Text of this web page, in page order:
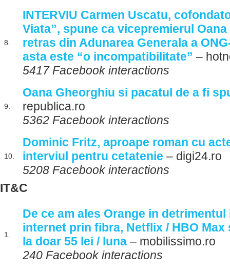
8.
INTERVIU Carmen Uscatu,
Viata”, spune ca vicepremierul
retras din Adunarea Generala a
asta este “o incompatibilitate” –
5417 Facebook interactions
9.
Oana Gheorghiu si pacatul de a fi
republica.ro
5362 Facebook interactions
10.
Dominic Fritz, aproape roman cu
interviul pentru cetatenie – digi24.ro
5208 Facebook interactions
IT&C
1.
De ce am ales Orange in detrimentul
internet prin fibra, Netflix / HBO Max
la doar 55 lei / luna – mobilissimo.ro
240 Facebook interactions